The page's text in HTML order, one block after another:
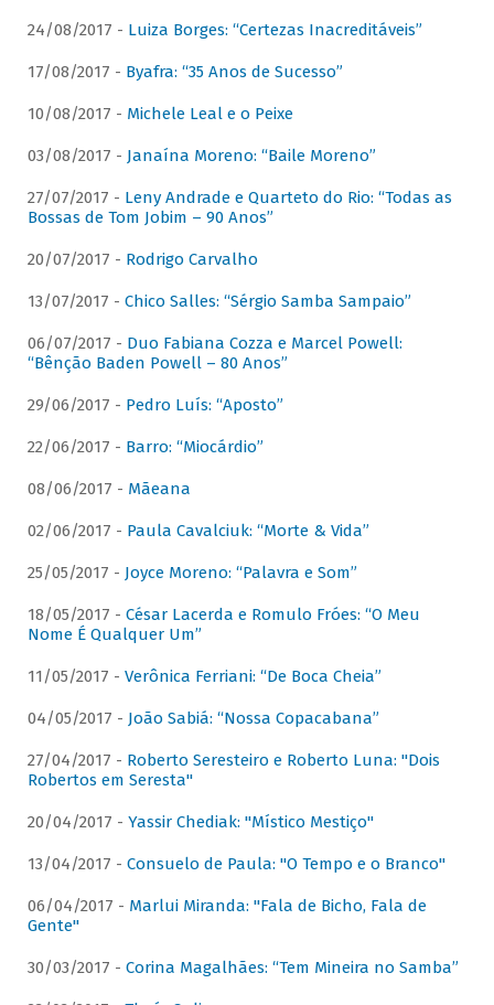
24/08/2017 - Luiza Borges: “Certezas Inacreditáveis”
17/08/2017 - Byafra: “35 Anos de Sucesso”
10/08/2017 - Michele Leal e o Peixe
03/08/2017 - Janaína Moreno: “Baile Moreno”
27/07/2017 - Leny Andrade e Quarteto do Rio: “Todas as
Bossas de Tom Jobim – 90 Anos”
20/07/2017 - Rodrigo Carvalho
13/07/2017 - Chico Salles: “Sérgio Samba Sampaio”
06/07/2017 - Duo Fabiana Cozza e Marcel Powell:
“Bênção Baden Powell – 80 Anos”
29/06/2017 - Pedro Luís: “Aposto”
22/06/2017 - Barro: “Miocárdio”
08/06/2017 - Mãeana
02/06/2017 - Paula Cavalciuk: “Morte & Vida”
25/05/2017 - Joyce Moreno: “Palavra e Som”
18/05/2017 - César Lacerda e Romulo Fróes: “O Meu
Nome É Qualquer Um”
11/05/2017 - Verônica Ferriani: “De Boca Cheia”
04/05/2017 - João Sabiá: “Nossa Copacabana”
27/04/2017 - Roberto Seresteiro e Roberto Luna: "Dois
Robertos em Seresta"
20/04/2017 - Yassir Chediak: "Místico Mestiço"
13/04/2017 - Consuelo de Paula: "O Tempo e o Branco"
06/04/2017 - Marlui Miranda: "Fala de Bicho, Fala de
Gente"
30/03/2017 - Corina Magalhães: “Tem Mineira no Samba”